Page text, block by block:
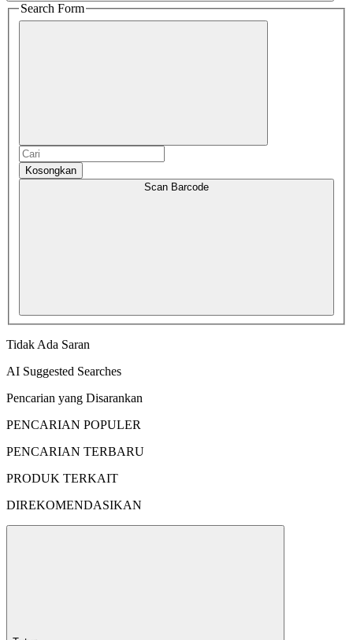
Search Form
Kosongkan
Scan Barcode
Tidak Ada Saran
AI Suggested Searches
Pencarian yang Disarankan
PENCARIAN POPULER
PENCARIAN TERBARU
PRODUK TERKAIT
DIREKOMENDASIKAN